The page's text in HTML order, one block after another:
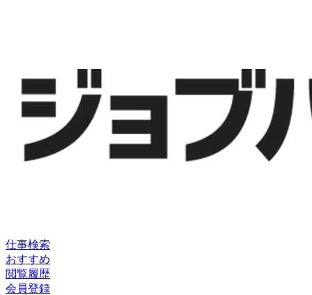
仕事検索
おすすめ
閲覧履歴
会員登録